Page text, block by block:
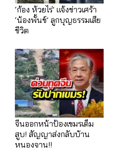
‘ก้อง ห้วยไร่’ แจ้งข่าวเศร้า
‘น้องพั้นช์’ ลูกบุญธรรมเสีย
ชีวิต
จีนออกหน้าป้องเขมรเต็ม
สูบ! สัญญาส่งกลับบ้าน
หนองจาน!!